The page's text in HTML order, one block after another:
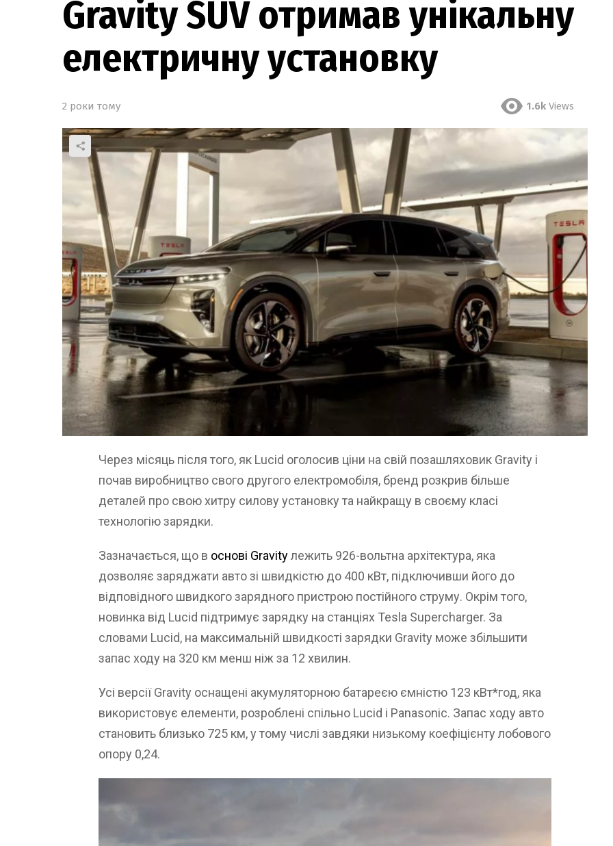
Gravity SUV отримав унікальну
електричну установку
2 роки тому 1.6k Views
Через місяць після того, як Lucid оголосив ціни на свій позашляховик Gravity і
почав виробництво свого другого електромобіля, бренд розкрив більше
деталей про свою хитру силову установку та найкращу в своєму класі
технологію зарядки.
Зазначається, що в основі Gravityлежить 926-вольтна архітектура, яка
дозволяє заряджати авто зі швидкістю до 400 кВт, підключивши його до
відповідного швидкого зарядного пристрою постійного струму. Окрім того,
новинка від Lucid підтримує зарядку на станціях Tesla Supercharger. За
словами Lucid, на максимальній швидкості зарядки Gravity може збільшити
запас ходу на 320 км менш ніж за 12 хвилин.
Усі версії Gravity оснащені акумуляторною батареєю ємністю 123 кВт*год, яка
використовує елементи, розроблені спільно Lucid і Panasonic. Запас ходу авто
становить близько 725 км, у тому числі завдяки низькому коефіцієнту лобового
опору 0,24.